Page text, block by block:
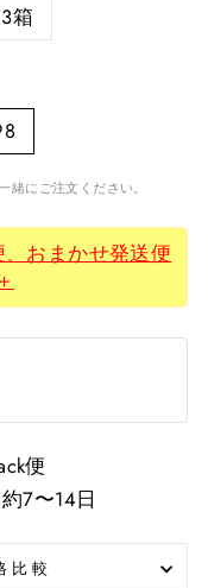
3箱
にご注文ください。
、おまかせ発送便
便
7〜14日
比較